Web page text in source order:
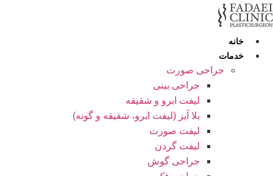
پرش
به
خانه
خدمات
جراحی صورت
جراحی بینی
لیفت ابرو و شقیقه
بلا آیز (لیفت ابرو، شقیقه و گونه)
لیفت صورت
لیفت گردن
جراحی گوش